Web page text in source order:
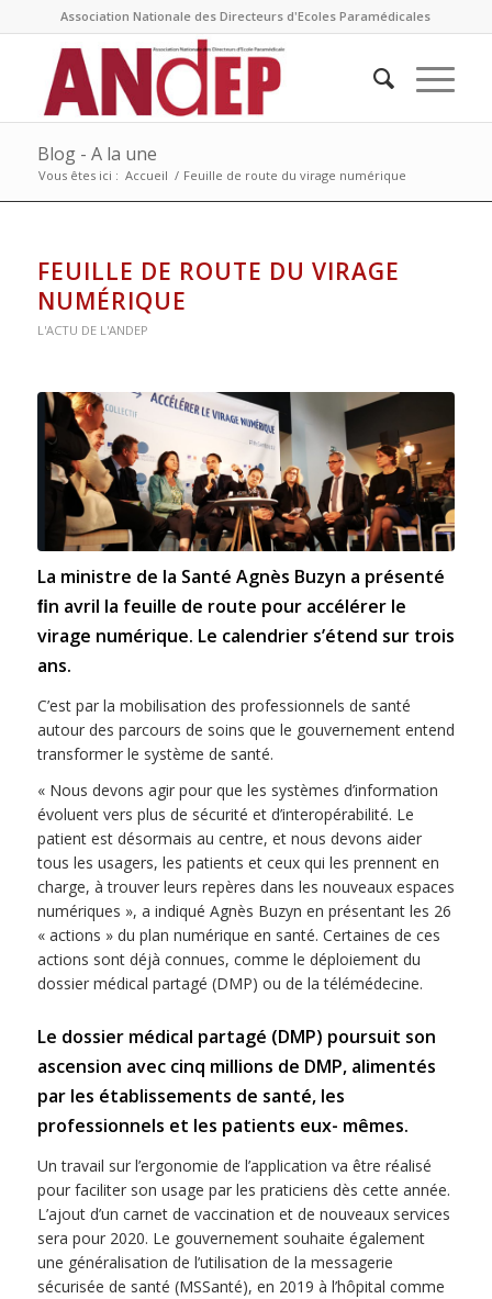
Association Nationale des Directeurs d'Ecoles Paramédicales
Blog - A la une
Vous êtes ici : Accueil / Feuille de route du virage numérique
FEUILLE DE ROUTE DU VIRAGE
NUMÉRIQUE
L'ACTU DE L'ANDEP
La ministre de la Santé Agnès Buzyn a présenté
ﬁn avril la feuille de route pour accélérer le
virage numérique. Le calendrier s’étend sur trois
ans.
C’est par la mobilisation des professionnels de santé
autour des parcours de soins que le gouvernement entend
transformer le système de santé.
« Nous devons agir pour que les systèmes d’information
évoluent vers plus de sécurité et d’interopérabilité. Le
patient est désormais au centre, et nous devons aider
tous les usagers, les patients et ceux qui les prennent en
charge, à trouver leurs repères dans les nouveaux espaces
numériques », a indiqué Agnès Buzyn en présentant les 26
« actions » du plan numérique en santé. Certaines de ces
actions sont déjà connues, comme le déploiement du
dossier médical partagé (DMP) ou de la télémédecine.
Le dossier médical partagé (DMP) poursuit son
ascension avec cinq millions de DMP, alimentés
par les établissements de santé, les
professionnels et les patients eux- mêmes.
Un travail sur l’ergonomie de l’application va être réalisé
pour faciliter son usage par les praticiens dès cette année.
L’ajout d’un carnet de vaccination et de nouveaux services
sera pour 2020. Le gouvernement souhaite également
une généralisation de l’utilisation de la messagerie
sécurisée de santé (MSSanté), en 2019 à l’hôpital comme